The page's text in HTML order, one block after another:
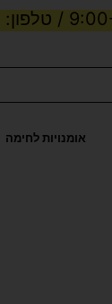
אומנויות לחימה